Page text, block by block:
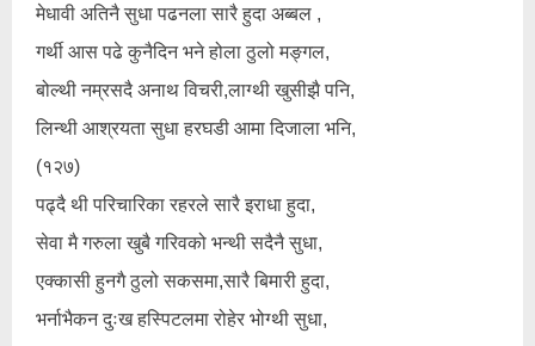
मेधावी अतिनै सुधा पढनला सारै हुदा अब्बल ,
गर्थी आस पढे कुनैदिन भने होला ठुलो मङ्गल,
बोल्थी नम्रसदै अनाथ विचरी,लाग्थी खुसीझै पनि,
लिन्थी आश्रयता सुधा हरघडी आमा दिजाला भनि,
(१२७)
पढ्दै थी परिचारिका रहरले सारै इराधा हुदा,
सेवा मै गरुला खुबै गरिवको भन्थी सदैनै सुधा,
एक्कासी हुनगै ठुलो सकसमा,सारै बिमारी हुदा,
भर्नाभैकन दुःख हस्पिटलमा रोहेर भोग्थी सुधा,